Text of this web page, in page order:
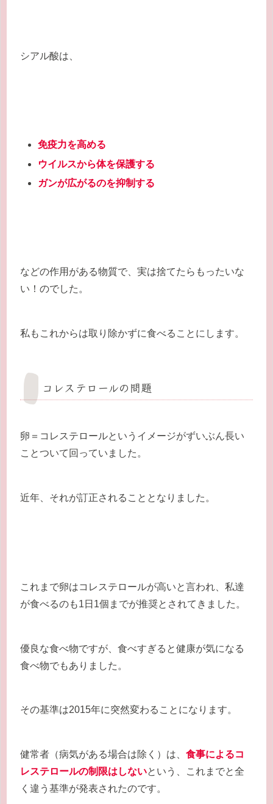
シアル酸は、
免疫力を高める
ウイルスから体を保護する
ガンが広がるのを抑制する
などの作用がある物質で、実は捨てたらもったいな
い！のでした。
私もこれからは取り除かずに食べることにします。
コレステロールの問題
卵＝コレステロールというイメージがずいぶん長い
ことついて回っていました。
近年、それが訂正されることとなりました。
これまで卵はコレステロールが高いと言われ、私達
が食べるのも1日1個までが推奨とされてきました。
優良な食べ物ですが、食べすぎると健康が気になる
食べ物でもありました。
その基準は2015年に突然変わることになります。
健常者（病気がある場合は除く）は、 食事によるコ
レステロールの制限はしないという、これまでと全
く違う基準が発表されたのです。